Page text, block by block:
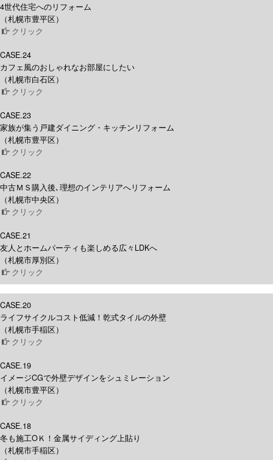
4世代住宅へのリフォーム
（札幌市豊平区）
クリック
CASE.24
カフェ風のおしゃれなお部屋にしたい
（札幌市白石区）
クリック
CASE.23
家族が集う戸建ダイニング・キッチンリフォーム
（札幌市豊平区）
クリック
CASE.22
中古ＭＳ購入後､理想のインテリアへリフォーム
（札幌市中央区）
クリック
CASE.21
友人とホームパーティも楽しめる広々LDKへ
（札幌市厚別区）
クリック
CASE.20
ライフサイクルコスト低減！乾式タイルの外壁
（札幌市手稲区）
クリック
CASE.19
イメージCGで外壁デザインをシュミレーション
（札幌市豊平区）
クリック
CASE.18
冬も施工OＫ！金属サイディング上貼り
（札幌市手稲区）